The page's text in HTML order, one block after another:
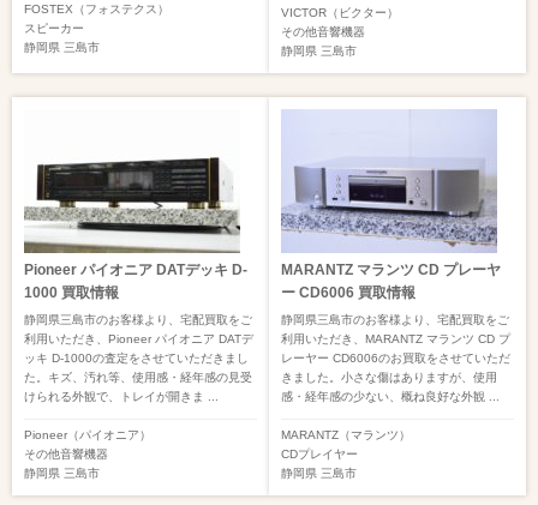
FOSTEX（フォステクス）
スピーカー
静岡県 三島市
VICTOR（ビクター）
その他音響機器
静岡県 三島市
Pioneer パイオニア DATデッキ D-
1000 買取情報
静岡県三島市のお客様より、宅配買取をご
利用いただき、Pioneer パイオニア DATデ
ッキ D-1000の査定をさせていただきまし
た。キズ、汚れ等、使用感・経年感の見受
けられる外観で、トレイが開きま ...
Pioneer（パイオニア）
その他音響機器
静岡県 三島市
MARANTZ マランツ CD プレーヤ
ー CD6006 買取情報
静岡県三島市のお客様より、宅配買取をご
利用いただき、MARANTZ マランツ CD プ
レーヤー CD6006のお買取をさせていただ
きました。小さな傷はありますが、使用
感・経年感の少ない、概ね良好な外観 ...
MARANTZ（マランツ）
CDプレイヤー
静岡県 三島市